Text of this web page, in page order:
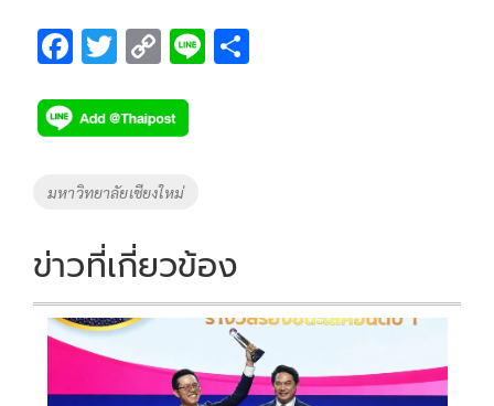
F
e
b
o
k
T
tt
er
C
p
y
Li
k
Li
Tags
มหาวิทยาลัยเชียงใหม่
ข่าวที่เกี่ยวข้อง